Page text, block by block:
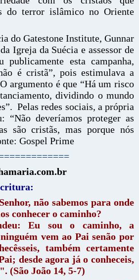
do terror islâmico no Oriente
do Gatestone Institute, Gunnar
Igreja da Suécia e assessor de
publicamente esta campanha,
é cristã”, pois estimulava a
argumento é que “Há um risco
dividindo o mundo
Pelas redes sociais, a própria
“Não deveríamos proteger as
são cristãs, mas porque nós
Gospel Prime
não sabemos para onde
conhecer o caminho?
Eu sou o caminho, a
vem ao Pai senão por
também certamente
desde agora já o conheceis,
(São João 14, 5-7)